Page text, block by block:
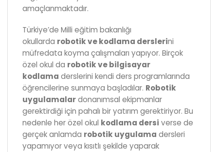
amaçlanmaktadır.
Türkiye’de Milli eğitim bakanlığı
okullarda robotik ve kodlama derslerini
müfredata koyma çalışmaları yapıyor. Birçok
özel okul da robotik ve bilgisayar
kodlama derslerini kendi ders programlarında
öğrencilerine sunmaya başladılar. Robotik
uygulamalardonanımsal ekipmanlar
gerektirdiği için pahalı bir yatırım gerektiriyor. Bu
nedenle her özel okul kodlama dersi verse de
gerçek anlamda robotik uygulama dersleri
yapamıyor veya kısıtlı şekilde yaparak